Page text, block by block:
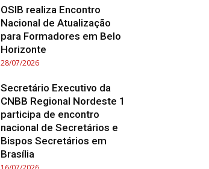
OSIB realiza Encontro
Nacional de Atualização
para Formadores em Belo
Horizonte
28/07/2026
Secretário Executivo da
CNBB Regional Nordeste 1
participa de encontro
nacional de Secretários e
Bispos Secretários em
Brasília